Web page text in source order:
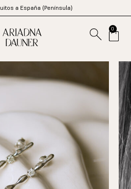
a España (Península)
0